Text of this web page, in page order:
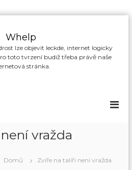
Whelp
lze objevit leckde, internet logicky
toto tvrzení budiž třeba právě naše
stránka.
vražda
Domů Zvíře na talíři není vražda